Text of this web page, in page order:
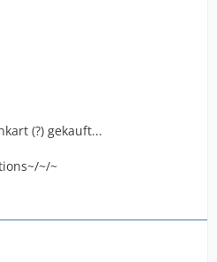
(?) gekauft...
~/~